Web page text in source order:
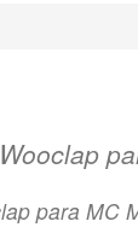
para MC